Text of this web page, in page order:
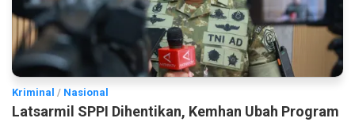
Kriminal / Nasional
Latsarmil SPPI Dihentikan, Kemhan Ubah Program